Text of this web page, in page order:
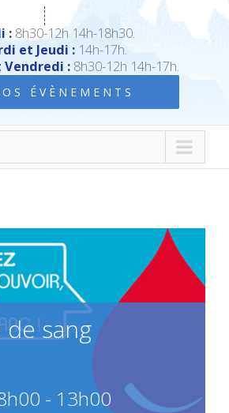
:8h30-12h 14h-18h30.
et Jeudi :14h-17h.
:8h30-12h 14h-17h.
ÉVÈNEMENTS
de sang
- 13h00